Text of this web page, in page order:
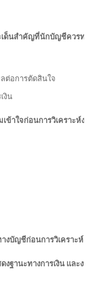
ะเด็นสำคัญที่นักบัญชีควรทร
ต่อการตัดสินใจ
งิน
ข้าใจก่อนการวิเคราะห์งบ
งบัญชีก่อนการวิเคราะห์งบ
งฐานะทางการเงิน และง